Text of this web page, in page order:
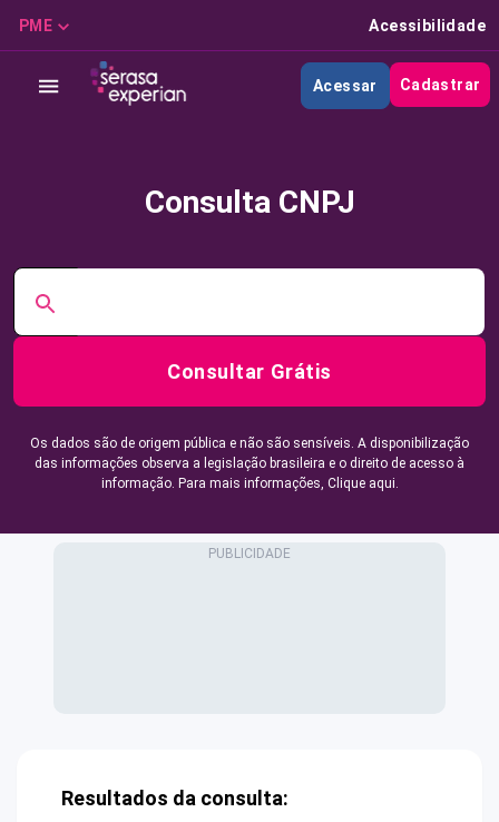
PME Acessibilidade
Acessar Cadastrar
Consulta CNPJ
Consultar Grátis
Os dados são de origem pública e não são sensíveis. A disponibilização
das informações observa a legislação brasileira e o direito de acesso à
informação. Para mais informações, Clique aqui.
Resultados da consulta: